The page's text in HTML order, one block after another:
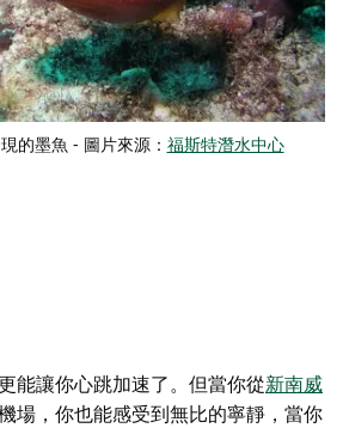
的墨魚 - 圖片來源： 福斯特潛水中心
能讓你心跳加速了。但當你從新南威
場，你也能感受到無比的寧靜，當你